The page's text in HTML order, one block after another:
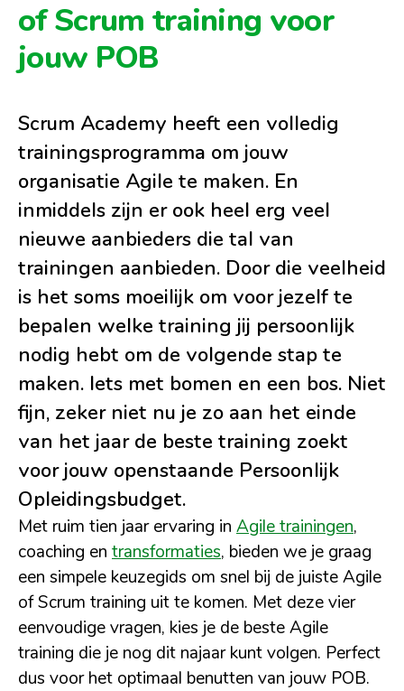
of Scrum training voor
jouw POB
Scrum Academy heeft een volledig
trainingsprogramma om jouw
organisatie Agile te maken. En
inmiddels zijn er ook heel erg veel
nieuwe aanbieders die tal van
trainingen aanbieden. Door die veelheid
is het soms moeilijk om voor jezelf te
bepalen welke training jij persoonlijk
nodig hebt om de volgende stap te
maken. Iets met bomen en een bos. Niet
fijn, zeker niet nu je zo aan het einde
van het jaar de beste training zoekt
voor jouw openstaande Persoonlijk
Opleidingsbudget.
Met ruim tien jaar ervaring in Agile trainingen,
coaching en transformaties, bieden we je graag
een simpele keuzegids om snel bij de juiste Agile
of Scrum training uit te komen. Met deze vier
eenvoudige vragen, kies je de beste Agile
training die je nog dit najaar kunt volgen. Perfect
dus voor het optimaal benutten van jouw POB.